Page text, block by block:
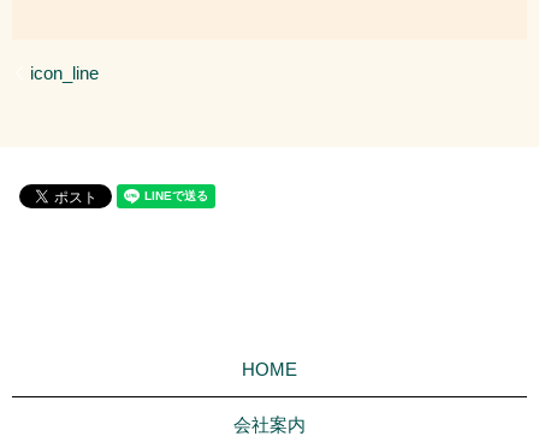
icon_line
HOME
会社案内